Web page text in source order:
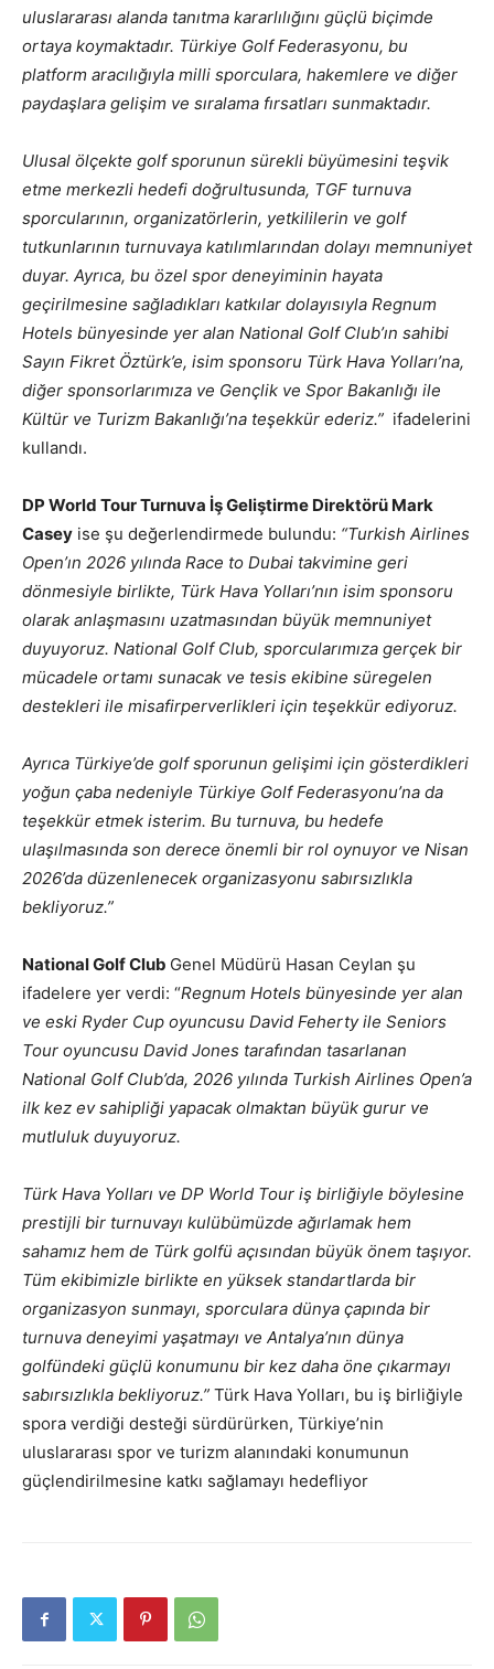
uluslararası alanda tanıtma kararlılığını güçlü biçimde
ortaya koymaktadır. Türkiye Golf Federasyonu, bu
platform aracılığıyla milli sporculara, hakemlere ve diğer
paydaşlara gelişim ve sıralama fırsatları sunmaktadır.
Ulusal ölçekte golf sporunun sürekli büyümesini teşvik
etme merkezli hedefi doğrultusunda, TGF turnuva
sporcularının, organizatörlerin, yetkililerin ve golf
tutkunlarının turnuvaya katılımlarından dolayı memnuniyet
duyar. Ayrıca, bu özel spor deneyiminin hayata
geçirilmesine sağladıkları katkılar dolayısıyla Regnum
Hotels bünyesinde yer alan National Golf Club’ın sahibi
Sayın Fikret Öztürk’e, isim sponsoru Türk Hava Yolları’na,
diğer sponsorlarımıza ve Gençlik ve Spor Bakanlığı ile
Kültür ve Turizm Bakanlığı’na teşekkür ederiz.” ifadelerini
kullandı.
DP World Tour Turnuva İş Geliştirme Direktörü Mark
Casey ise şu değerlendirmede bulundu: “Turkish Airlines
Open’ın 2026 yılında Race to Dubai takvimine geri
dönmesiyle birlikte, Türk Hava Yolları’nın isim sponsoru
olarak anlaşmasını uzatmasından büyük memnuniyet
duyuyoruz. National Golf Club, sporcularımıza gerçek bir
mücadele ortamı sunacak ve tesis ekibine süregelen
destekleri ile misafirperverlikleri için teşekkür ediyoruz.
Ayrıca Türkiye’de golf sporunun gelişimi için gösterdikleri
yoğun çaba nedeniyle Türkiye Golf Federasyonu’na da
teşekkür etmek isterim. Bu turnuva, bu hedefe
ulaşılmasında son derece önemli bir rol oynuyor ve Nisan
2026’da düzenlenecek organizasyonu sabırsızlıkla
bekliyoruz.”
National Golf Club Genel Müdürü Hasan Ceylan şu
ifadelere yer verdi: “Regnum Hotels bünyesinde yer alan
ve eski Ryder Cup oyuncusu David Feherty ile Seniors
Tour oyuncusu David Jones tarafından tasarlanan
National Golf Club’da, 2026 yılında Turkish Airlines Open’a
ilk kez ev sahipliği yapacak olmaktan büyük gurur ve
mutluluk duyuyoruz.
Türk Hava Yolları ve DP World Tour iş birliğiyle böylesine
prestijli bir turnuvayı kulübümüzde ağırlamak hem
sahamız hem de Türk golfü açısından büyük önem taşıyor.
Tüm ekibimizle birlikte en yüksek standartlarda bir
organizasyon sunmayı, sporculara dünya çapında bir
turnuva deneyimi yaşatmayı ve Antalya’nın dünya
golfündeki güçlü konumunu bir kez daha öne çıkarmayı
sabırsızlıkla bekliyoruz.” Türk Hava Yolları, bu iş birliğiyle
spora verdiği desteği sürdürürken, Türkiye’nin
uluslararası spor ve turizm alanındaki konumunun
güçlendirilmesine katkı sağlamayı hedefliyor